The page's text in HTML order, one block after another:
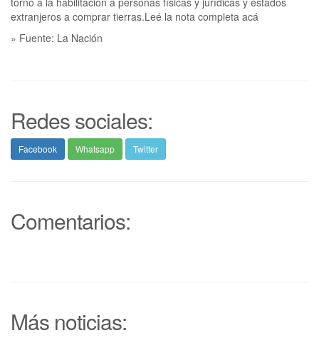
extranjeros a comprar tierras.Leé la nota completa acá
» Fuente: La Nación
Redes sociales:
Facebook Whatsapp Twitter
Comentarios:
Más noticias: